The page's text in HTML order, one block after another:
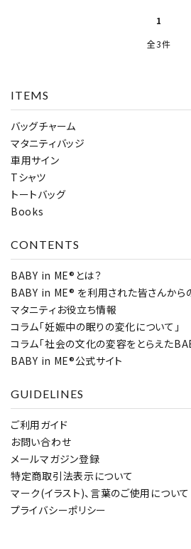
1
全3件
キーワード
カテゴリー
ITEMS
バッグチャーム
マタニティバッジ
車用サイン
Tシャツ
トートバッグ
Books
CONTENTS
BABY in ME®とは？
BABY in ME® を利用された皆さんから
マタニティお役立ち情報
コラム「妊娠中の眠りの変化について」
コラム「社会の文化の変容をとらえた
BABY in ME®公式サイト
GUIDELINES
ご利用ガイド
お問い合わせ
メールマガジン登録
特定商取引法表示について
マーク(イラスト)、言葉のご使用について
プライバシーポリシー